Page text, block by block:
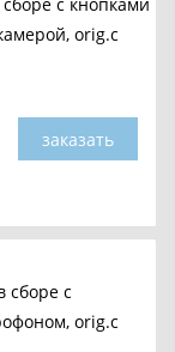
orig.c
заказать
сборе с
orig.c